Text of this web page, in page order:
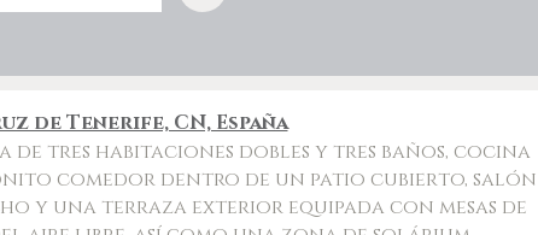
de Tenerife, CN, España
de tres habitaciones dobles y tres baños, cocina
comedor dentro de un patio cubierto, salón
y una terraza exterior equipada con mesas de